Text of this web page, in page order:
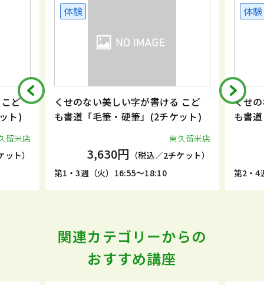
ど
ト)
留米店
ト）
体験
くせのない美しい字が書ける こど
も書道「毛筆・硬筆」(2チケット)
東久留米店
3,630円 （税込／2チケット）
第1・3週（火）16:55～18:10
体験
くせ
も書
第2・4
関連カテゴリーからの
おすすめ講座